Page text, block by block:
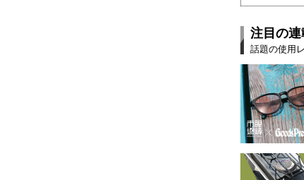
注目の連
話題の使用